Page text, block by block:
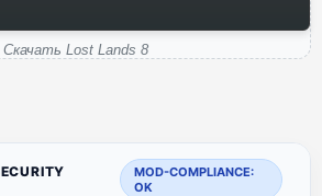
Скачать Lost Lands 8
MOD-COMPLIANCE:
OK